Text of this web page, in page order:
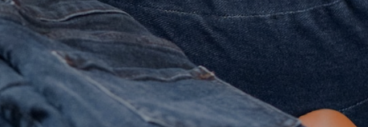
ECサイト
Online Shop